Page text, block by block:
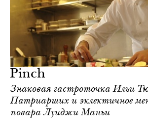
Pinch
Знаковая гастроточка Ильи
Патриарших и эклектичное
повара Луиджи Маньи
жизнь